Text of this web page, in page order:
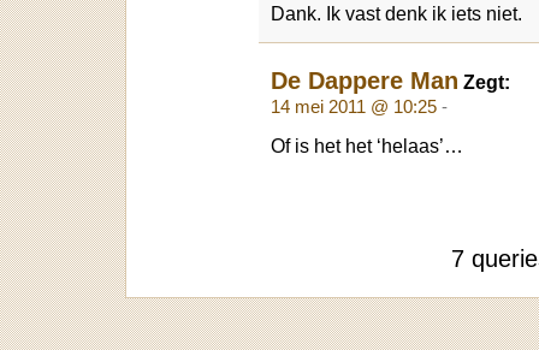
Dank. Ik vast denk ik iets niet.
De Dappere Man Zegt:
14 mei 2011 @ 10:25 -
Of is het het ‘helaas’…
7